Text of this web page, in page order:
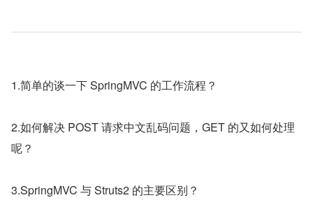
1.简单的谈一下 SpringMVC 的工作流程？
2.如何解决 POST 请求中文乱码问题，GET 的又如何处理
呢？
3.SpringMVC 与 Struts2 的主要区别？